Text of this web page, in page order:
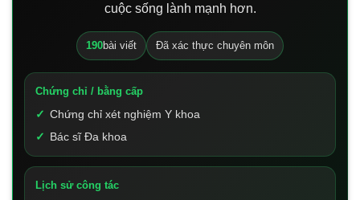
cuộc sống lành mạnh hơn.
190bài viết Đã xác thực chuyên môn
Chứng chỉ / bằng cấp
Chứng chỉ xét nghiệm Y khoa
Bác sĩ Đa khoa
Lịch sử công tác